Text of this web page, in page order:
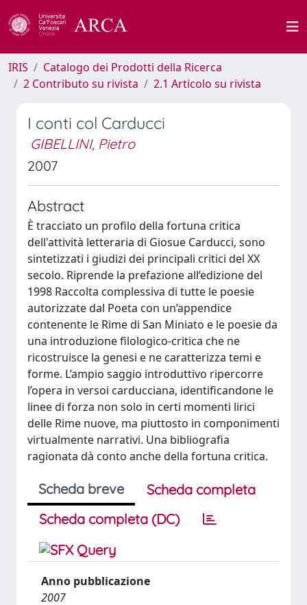
IRIS
Catalogo dei Prodotti della Ricerca
2 Contributo su rivista
2.1 Articolo su rivista
I conti col Carducci
GIBELLINI, Pietro
2007
Abstract
È tracciato un profilo della fortuna critica
dell'attività letteraria di Giosue Carducci, sono
sintetizzati i giudizi dei principali critici del XX
secolo. Riprende la prefazione all’edizione del
1998 Raccolta complessiva di tutte le poesie
autorizzate dal Poeta con un’appendice
contenente le Rime di San Miniato e le poesie da
una introduzione filologico-critica che ne
ricostruisce la genesi e ne caratterizza temi e
forme. L’ampio saggio introduttivo ripercorre
l’opera in versoi carducciana, identificandone le
linee di forza non solo in certi momenti lirici
delle Rime nuove, ma piuttosto in componimenti
virtualmente narrativi. Una bibliografia
ragionata dà conto anche della fortuna critica.
Scheda breve
Scheda completa
Scheda completa (DC)
Anno pubblicazione
2007